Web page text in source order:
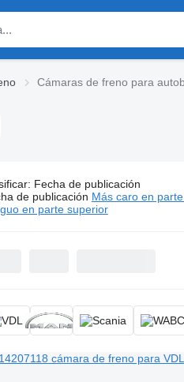
Cámaras de freno para
Cámaras de freno
: Fecha de publicación
de publicación Más caro en
en parte superior